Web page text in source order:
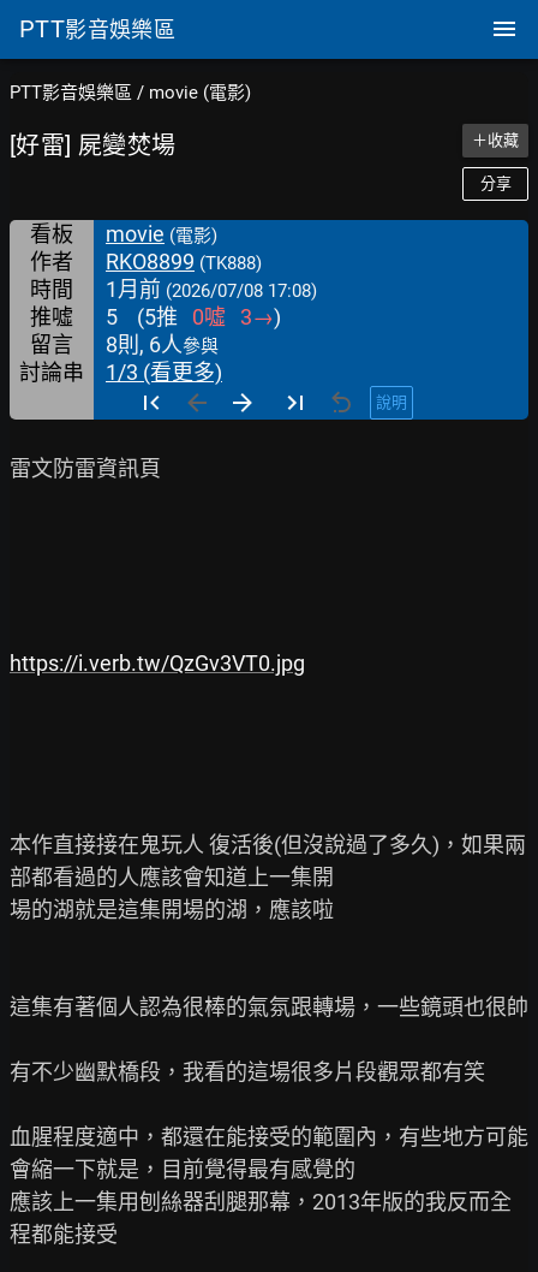
PTT影音娛樂區
PTT影音娛樂區 / movie (電影)
[好雷] 屍變焚場 ＋收藏
分享
看板 movie (電影)
作者 RKO8899 (TK888)
時間 1月前 (2026/07/08 17:08)
推噓 5 (5推 0噓 3→)
留言
8則, 6人參與
討論串 1/3 (看更多)
說明
雷文防雷資訊頁
https://i.verb.tw/QzGv3VT0.jpg
本作直接接在鬼玩人 復活後(但沒說過了多久)，如果兩
部都看過的人應該會知道上一集開
場的湖就是這集開場的湖，應該啦
這集有著個人認為很棒的氣氛跟轉場，一些鏡頭也很帥
有不少幽默橋段，我看的這場很多片段觀眾都有笑
血腥程度適中，都還在能接受的範圍內，有些地方可能
會縮一下就是，目前覺得最有感覺的
應該上一集用刨絲器刮腿那幕，2013年版的我反而全
程都能接受